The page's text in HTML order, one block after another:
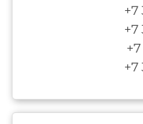
+7
+7
+7